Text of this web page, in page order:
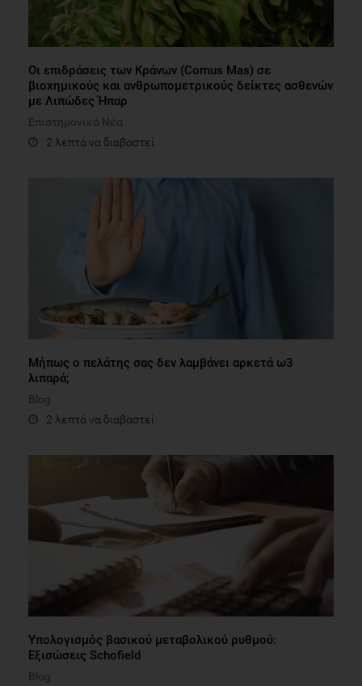
Οι επιδράσεις των Κράνων (Cornus Mas) σε
βιοχημικούς και ανθρωπομετρικούς δείκτες ασθενών
με Λιπώδες Ήπαρ
Επιστημονικά Νέα
2 λεπτά να διαβαστεί
Μήπως ο πελάτης σας δεν λαμβάνει αρκετά ω3
λιπαρά;
Blog
2 λεπτά να διαβαστεί
Υπολογισμός βασικού μεταβολικού ρυθμού:
Εξισώσεις Schofield
Blog